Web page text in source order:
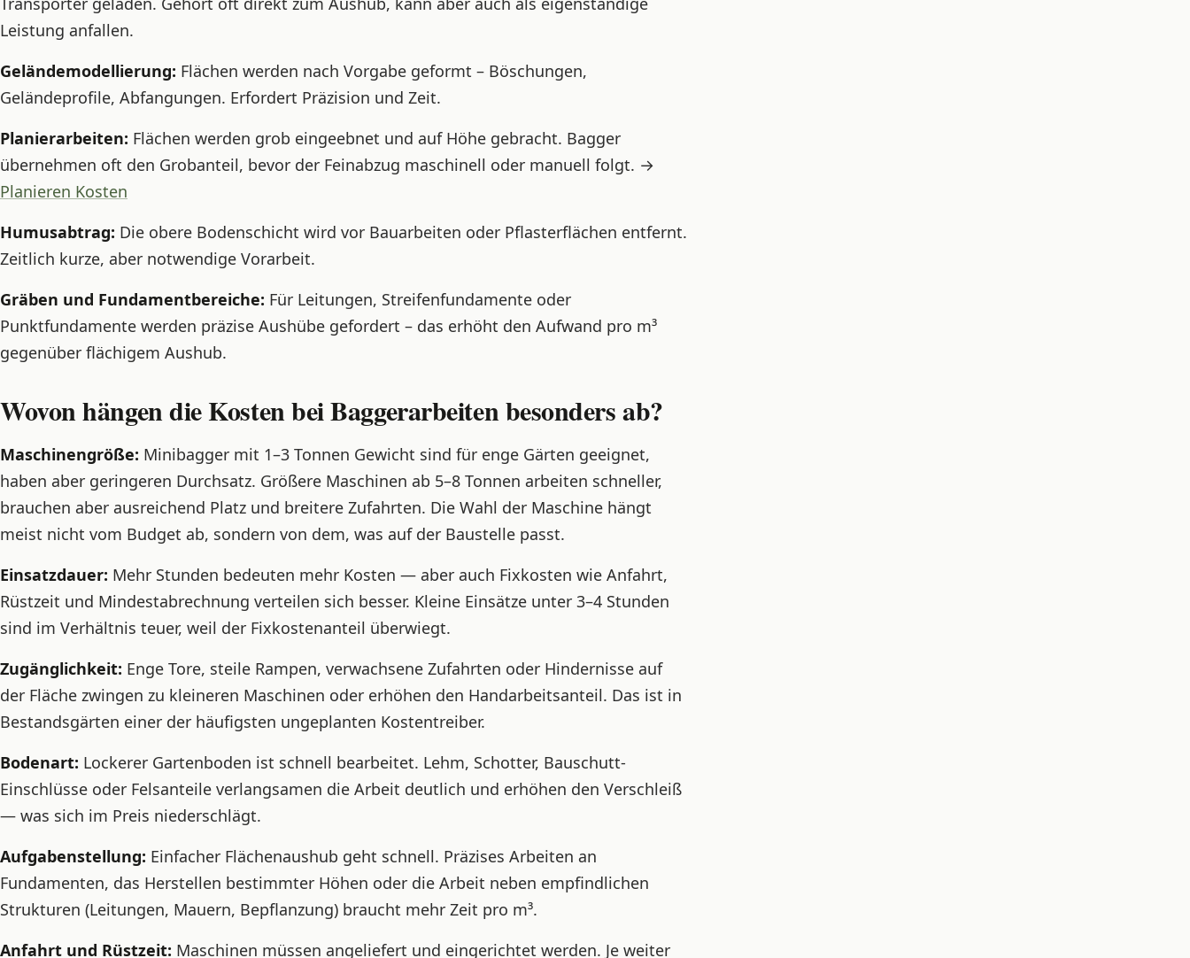
Leistung anfallen.
Geländemodellierung: Flächen werden nach Vorgabe geformt – Böschungen,
Geländeprofile, Abfangungen. Erfordert Präzision und Zeit.
Planierarbeiten: Flächen werden grob eingeebnet und auf Höhe gebracht. Bagger
übernehmen oft den Grobanteil, bevor der Feinabzug maschinell oder manuell folgt. →
Planieren Kosten
Humusabtrag: Die obere Bodenschicht wird vor Bauarbeiten oder Pflasterflächen entfernt.
Zeitlich kurze, aber notwendige Vorarbeit.
Gräben und Fundamentbereiche: Für Leitungen, Streifenfundamente oder
Punktfundamente werden präzise Aushübe gefordert – das erhöht den Aufwand pro m³
gegenüber flächigem Aushub.
Wovon hängen die Kosten bei Baggerarbeiten besonders ab?
Maschinengröße: Minibagger mit 1–3 Tonnen Gewicht sind für enge Gärten geeignet,
haben aber geringeren Durchsatz. Größere Maschinen ab 5–8 Tonnen arbeiten schneller,
brauchen aber ausreichend Platz und breitere Zufahrten. Die Wahl der Maschine hängt
meist nicht vom Budget ab, sondern von dem, was auf der Baustelle passt.
Einsatzdauer: Mehr Stunden bedeuten mehr Kosten — aber auch Fixkosten wie Anfahrt,
Rüstzeit und Mindestabrechnung verteilen sich besser. Kleine Einsätze unter 3–4 Stunden
sind im Verhältnis teuer, weil der Fixkostenanteil überwiegt.
Zugänglichkeit: Enge Tore, steile Rampen, verwachsene Zufahrten oder Hindernisse auf
der Fläche zwingen zu kleineren Maschinen oder erhöhen den Handarbeitsanteil. Das ist in
Bestandsgärten einer der häufigsten ungeplanten Kostentreiber.
Bodenart: Lockerer Gartenboden ist schnell bearbeitet. Lehm, Schotter, Bauschutt-
Einschlüsse oder Felsanteile verlangsamen die Arbeit deutlich und erhöhen den Verschleiß
— was sich im Preis niederschlägt.
Aufgabenstellung: Einfacher Flächenaushub geht schnell. Präzises Arbeiten an
Fundamenten, das Herstellen bestimmter Höhen oder die Arbeit neben empfindlichen
Strukturen (Leitungen, Mauern, Bepflanzung) braucht mehr Zeit pro m³.
Anfahrt und Rüstzeit: Maschinen müssen angeliefert und eingerichtet werden. Je weiter